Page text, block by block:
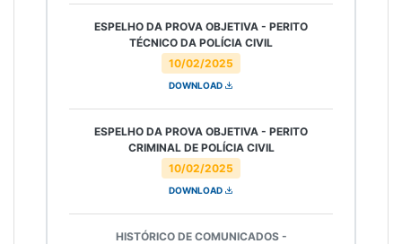
10/02/2025
ESPELHO DA PROVA OBJETIVA - PERITO
TÉCNICO DA POLÍCIA CIVIL
DOWNLOAD
10/02/2025
ESPELHO DA PROVA OBJETIVA - PERITO
CRIMINAL DE POLÍCIA CIVIL
DOWNLOAD
HISTÓRICO DE COMUNICADOS -